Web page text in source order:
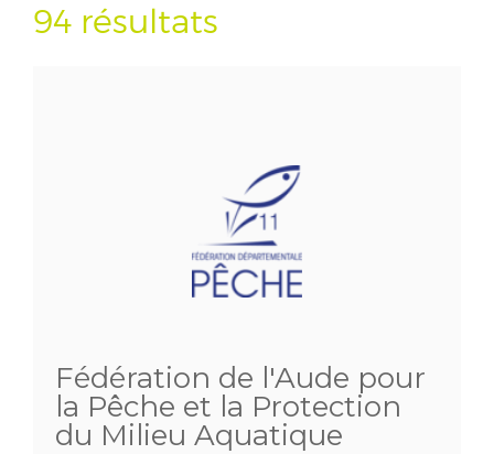
94 résultats
Fédération de l'Aude pour
la Pêche et la Protection
du Milieu Aquatique